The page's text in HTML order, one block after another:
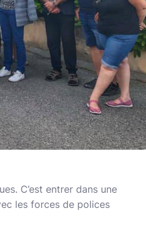
C’est entrer dans une
les forces de polices